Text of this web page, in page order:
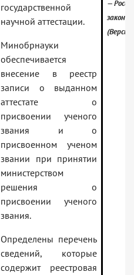
государственной
научной аттестации.
Минобрнауки
обеспечивается
внесение в реестр
записи о выданном
аттестате о
присвоении ученого
звания и о
присвоенном ученом
звании при принятии
министерством
решения о
присвоении ученого
звания.
Определены перечень
сведений, которые
содержит реестровая
—